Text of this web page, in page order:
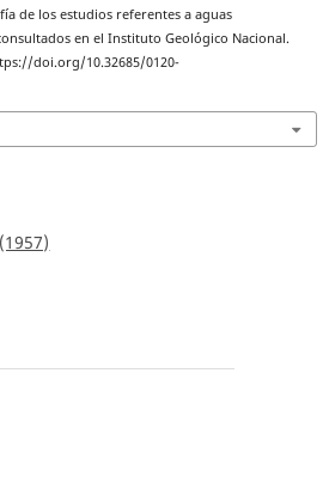
de los estudios referentes a aguas
en el Instituto Geológico Nacional.
doi.org/10.32685/0120-